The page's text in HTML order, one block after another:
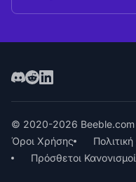
© 2020-2026 Beeble.com
Όροι Χρήσης
Πρόσθετοι Κανονισμοί